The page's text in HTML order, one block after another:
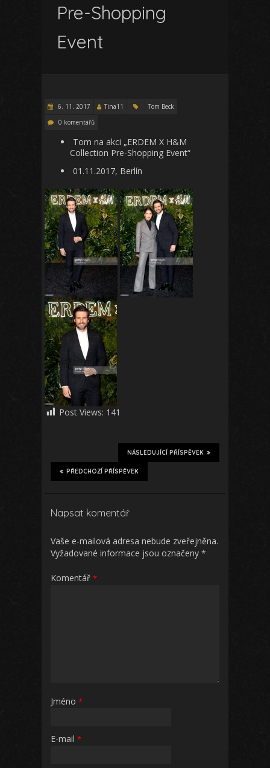
Pre-Shopping
Event
6. 11. 2017 Tina11
Tom Beck
0 komentářů
Tom na akci „ERDEM X H&M
Collection Pre-Shopping Event“
01.11.2017, Berlín
Post Views: 141
NÁSLEDUJÍCÍ PŘÍSPĚVEK
PŘEDCHOZÍ PŘÍSPĚVEK
Napsat komentář
Vaše e-mailová adresa nebude zveřejněna.
Vyžadované informace jsou označeny *
Komentář *
Jméno *
E-mail *